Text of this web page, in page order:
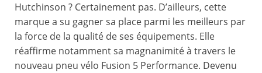
Hutchinson ? Certainement pas. D’ailleurs, cette
marque a su gagner sa place parmi les meilleurs par
la force de la qualité de ses équipements. Elle
réaffirme notamment sa magnanimité à travers le
nouveau pneu vélo Fusion 5 Performance. Devenu